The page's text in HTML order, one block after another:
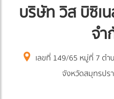
บริษัท วิส บิซิเ
จำ
เลขที่ 149/65 หมู่ที่ 7 ตำ
จังหวัดสมุทรปร